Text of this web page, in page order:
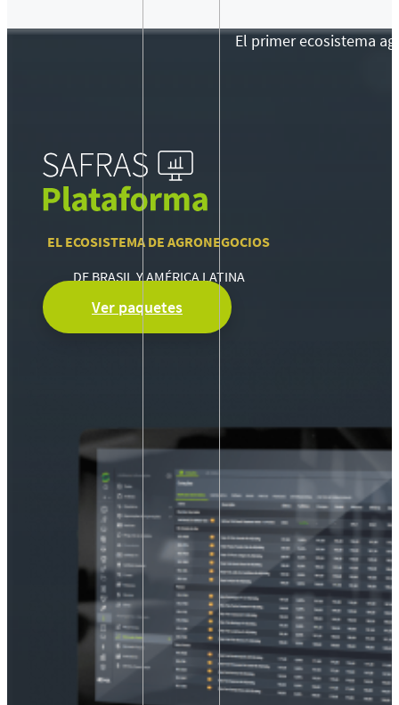
El primer ecosistema
EL ECOSISTEMA DE AGRONEGOCIOS
DE BRASIL Y AMÉRICA LATINA
Ver paquetes